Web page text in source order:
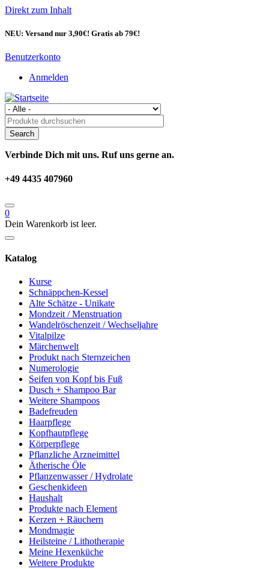
Direkt zum Inhalt
NEU: Versand nur 3,90€! Gratis ab 79€!
Benutzerkonto
Anmelden
Verbinde Dich mit uns. Ruf uns gerne an.
+49 4435 407960
0
Dein Warenkorb ist leer.
Katalog
Kurse
Schnäppchen-Kessel
Alte Schätze - Unikate
Mondzeit / Menstruation
Wandelröschenzeit / Wechseljahre
Vitalpilze
Märchenwelt
Produkt nach Sternzeichen
Numerologie
Seifen von Kopf bis Fuß
Dusch + Shampoo Bar
Weitere Shampoos
Badefreuden
Haarpflege
Kopfhautpflege
Körperpflege
Pflanzliche Arzneimittel
Ätherische Öle
Pflanzenwasser / Hydrolate
Geschenkideen
Haushalt
Produkte nach Element
Kerzen + Räuchern
Mondmagie
Heilsteine / Lithotherapie
Meine Hexenküche
Weitere Produkte